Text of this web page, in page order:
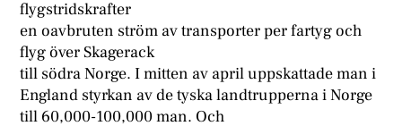
flygstridskrafter
en oavbruten ström av transporter per fartyg och
flyg över Skagerack
till södra Norge. I mitten av april uppskattade man i
England styrkan av de tyska landtrupperna i Norge
till 60,000-100,000 man. Och